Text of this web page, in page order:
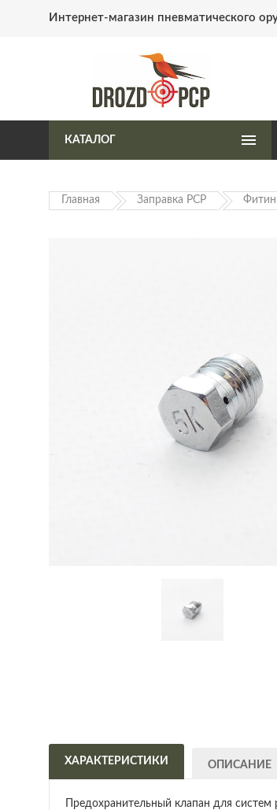
Интернет-магазин пневматического
КАТАЛОГ
Главная Заправка PCP
ХАРАКТЕРИСТИКИ ОПИСАНИЕ
Предохранительный клапан для